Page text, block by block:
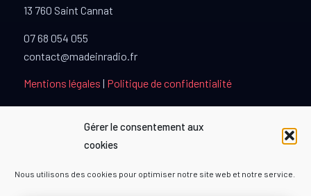
Gérer le consentement aux
cookies
Nous utilisons des cookies pour optimiser notre site web et notre service.
13 760 Saint Cannat
07 68 054 055
contact@madeinradio.fr
Mentions légales | Politique de confidentialité
PARTENAIRES